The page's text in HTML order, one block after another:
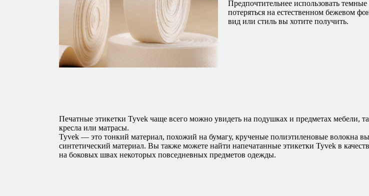
Предпочтительнее использовать
потеряться на естественном бежевом
вид или стиль вы хотите получить.
Печатные этикетки Tyvek чаще всего можно увидеть на подушках и предметах мебели,
кресла или матрасы.
Tyvek — это тонкий материал, похожий на бумагу, крученые полиэтиленовые волокна
синтетический материал. Вы также можете найти напечатанные этикетки Tyvek в
на боковых швах некоторых повседневных предметов одежды.